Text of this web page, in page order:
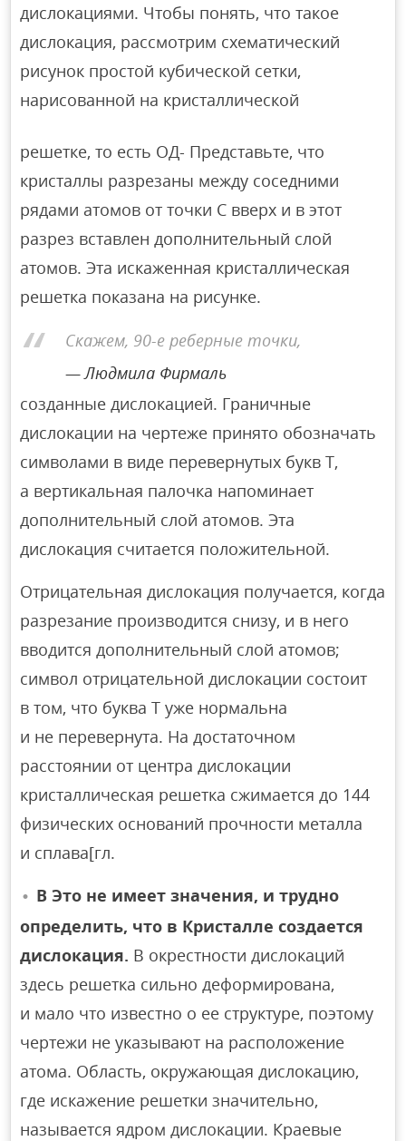
дислокациями. Чтобы понять, что такое
дислокация, рассмотрим схематический
рисунок простой кубической сетки,
нарисованной на кристаллической
решетке, то есть ОД- Представьте, что
кристаллы разрезаны между соседними
рядами атомов от точки С вверх и в этот
разрез вставлен дополнительный слой
атомов. Эта искаженная кристаллическая
решетка показана на рисунке.
Скажем, 90-е реберные точки,
Людмила Фирмаль
созданные дислокацией. Граничные
дислокации на чертеже принято обозначать
символами в виде перевернутых букв Т,
а вертикальная палочка напоминает
дополнительный слой атомов. Эта
дислокация считается положительной.
Отрицательная дислокация получается, когда
разрезание производится снизу, и в него
вводится дополнительный слой атомов;
символ отрицательной дислокации состоит
в том, что буква Т уже нормальна
и не перевернута. На достаточном
расстоянии от центра дислокации
кристаллическая решетка сжимается до 144
физических оснований прочности металла
и сплава[гл.
В Это не имеет значения, и трудно
определить, что в Кристалле создается
дислокация. В окрестности дислокаций
здесь решетка сильно деформирована,
и мало что известно о ее структуре, поэтому
чертежи не указывают на расположение
атома. Область, окружающая дислокацию,
где искажение решетки значительно,
называется ядром дислокации. Краевые